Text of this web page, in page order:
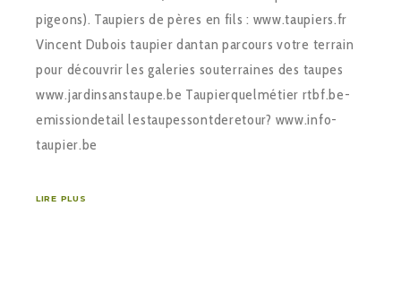
pigeons). Taupiers de pères en fils : www.taupiers.fr
Vincent Dubois taupier dantan parcours votre terrain
pour découvrir les galeries souterraines des taupes
www.jardin­sans­taupe.be Taupier­quel­métier rtbf.be­
emission­detail ­les­taupes­sont­de­retour? www.info­
taupier.be
LIRE PLUS